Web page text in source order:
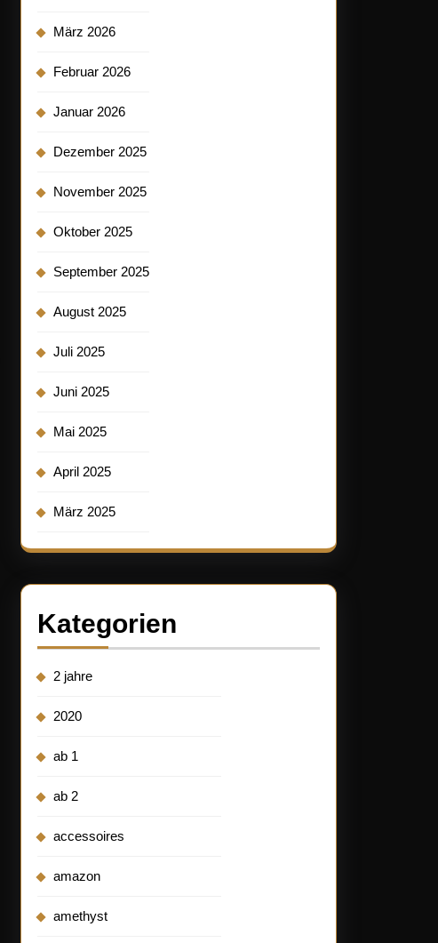
März 2026
Februar 2026
Januar 2026
Dezember 2025
November 2025
Oktober 2025
September 2025
August 2025
Juli 2025
Juni 2025
Mai 2025
April 2025
März 2025
Kategorien
2 jahre
2020
ab 1
ab 2
accessoires
amazon
amethyst